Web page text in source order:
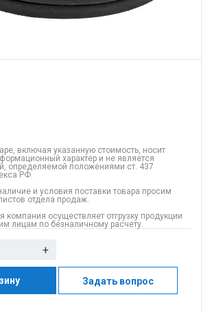
включая указанную стоимость, носит
характер и не является
определяемой положениями ст. 437
РФ.
и условия поставки товара просим
отдела продаж.
компания осуществляет отгрузку продукции
лицам по безналичному расчету.
+
Задать вопрос